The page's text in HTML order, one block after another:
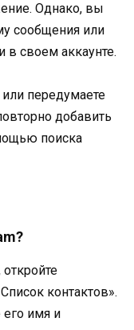
Однако, вы
сообщения или
в своем аккаунте.
или передумаете
добавить
поиска
контактов».
его имя и